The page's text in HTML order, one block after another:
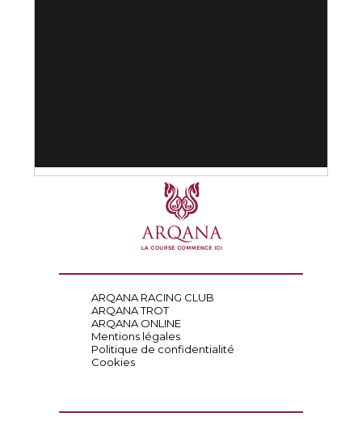
ARQANA RACING CLUB
ARQANA TROT
ARQANA ONLINE
Mentions légales
Politique de confidentialité
Cookies